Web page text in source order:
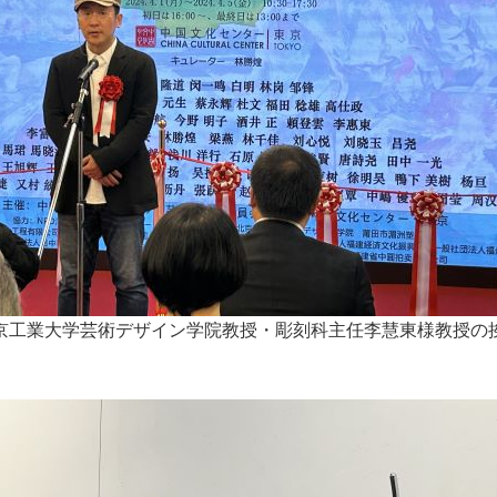
工業大学芸術デザイン学院教授・彫刻科主任李慧東様教授の